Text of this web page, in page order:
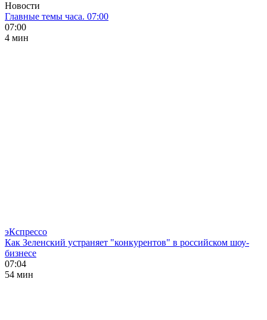
Новости
Главные темы часа. 07:00
07:00
4 мин
эКспрессо
Как Зеленский устраняет "конкурентов" в российском шоу-
бизнесе
07:04
54 мин